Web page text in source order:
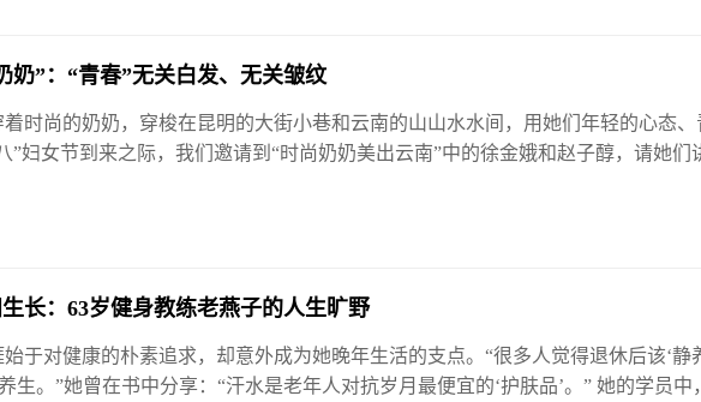
奶”：“青春”无关白发、无关皱纹
时尚的奶奶，穿梭在昆明的大街小巷和云南的山山水水间，用她们年轻的心态
”妇女节到来之际，我们邀请到“时尚奶奶美出云南”中的徐金娥和赵子醇，请她们
长：63岁健身教练老燕子的人生旷野
于对健康的朴素追求，却意外成为她晚年生活的支点。“很多人觉得退休后该‘静
生。”她曾在书中分享：“汗水是老年人对抗岁月最便宜的‘护肤品’。” 她的学员